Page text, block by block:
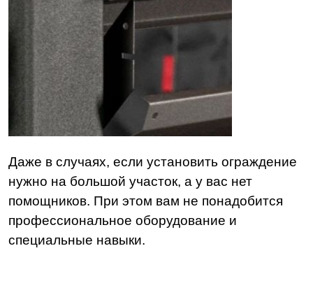
Даже в случаях, если установить ограждение
нужно на большой участок, а у вас нет
помощников. При этом вам не понадобится
профессиональное оборудование и
специальные навыки.